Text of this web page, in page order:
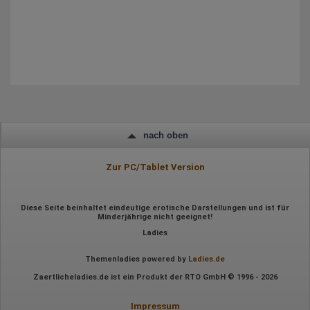
Klicks
Rechtliche Grundlage der Verarbeitung
Art. 6 Abs. 1 S. 1 lit. a DSGVO
nach oben
Zur PC/Tablet Version
Diese Seite beinhaltet eindeutige erotische Darstellungen und ist für
Minderjährige nicht geeignet!
Ladies
Themenladies powered by Ladies.de
Zaertlicheladies.de ist ein Produkt der RTO GmbH © 1996 - 2026
Impressum